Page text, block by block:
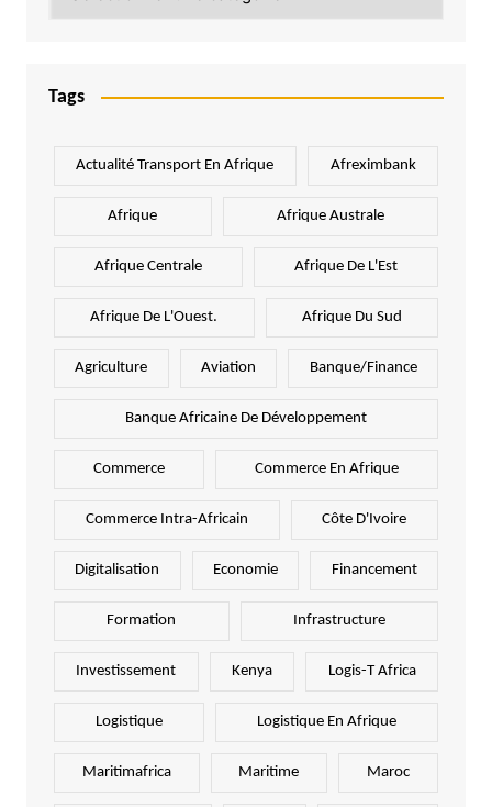
Tags
Actualité Transport En Afrique Afreximbank
Afrique Afrique Australe
Afrique Centrale Afrique De L'Est
Afrique De L'Ouest. Afrique Du Sud
Agriculture Aviation Banque/Finance
Banque Africaine De Développement
Commerce Commerce En Afrique
Commerce Intra-Africain Côte D'Ivoire
Digitalisation Economie Financement
Formation Infrastructure
Investissement Kenya Logis-T Africa
Logistique Logistique En Afrique
Maritimafrica Maritime Maroc